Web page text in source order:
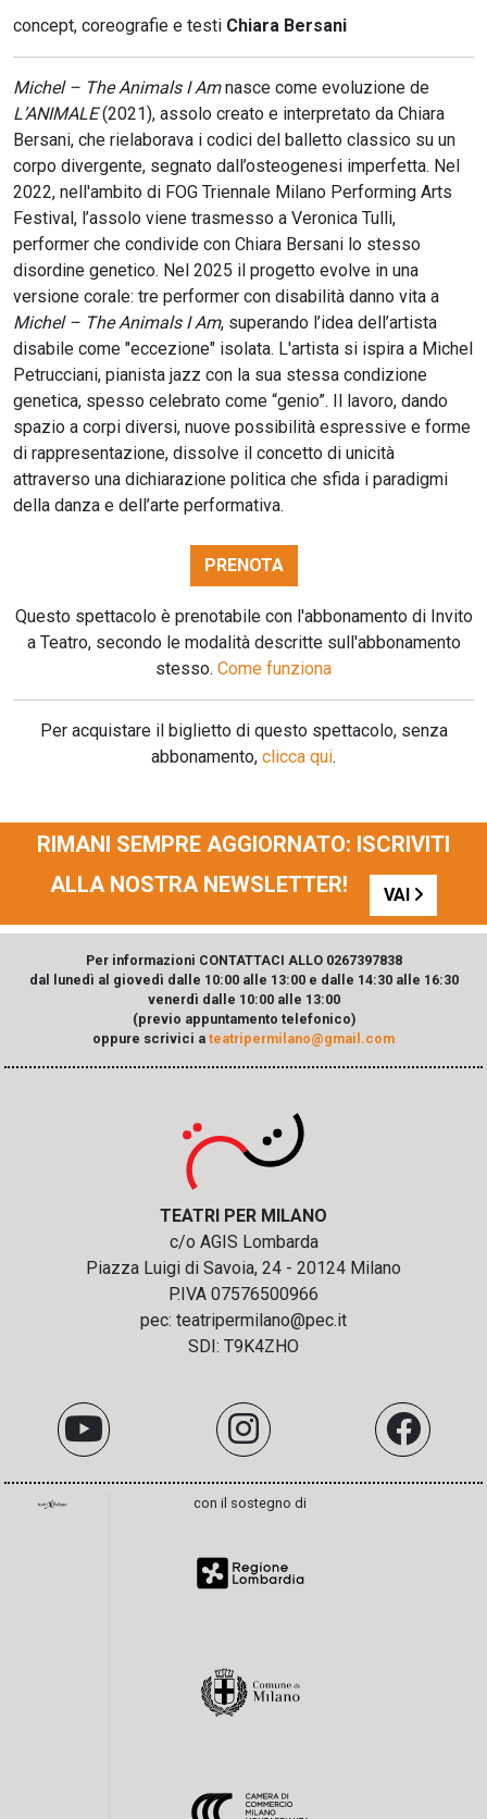
concept, coreografie e testi Chiara Bersani
Michel – The Animals I Amnasce come evoluzione de
L’ANIMALE(2021), assolo creato e interpretato da Chiara
Bersani, che rielaborava i codici del balletto classico su un
corpo divergente, segnato dall’osteogenesi imperfetta. Nel
2022, nell'ambito di FOG Triennale Milano Performing Arts
Festival, l’assolo viene trasmesso a Veronica Tulli,
performer che condivide con Chiara Bersani lo stesso
disordine genetico. Nel 2025 il progetto evolve in una
versione corale: tre performer con disabilità danno vita a
Michel – The Animals I Am, superando l’idea dell’artista
disabile come "eccezione" isolata. L'artista si ispira a Michel
Petrucciani, pianista jazz con la sua stessa condizione
genetica, spesso celebrato come “genio”. Il lavoro, dando
spazio a corpi diversi, nuove possibilità espressive e forme
di rappresentazione, dissolve il concetto di unicità
attraverso una dichiarazione politica che sfida i paradigmi
della danza e dell’arte performativa.
PRENOTA
Questo spettacolo è prenotabile con l'abbonamento di Invito
a Teatro, secondo le modalità descritte sull'abbonamento
stesso. Come funziona
Per acquistare il biglietto di questo spettacolo, senza
abbonamento, clicca qui.
RIMANI SEMPRE AGGIORNATO: ISCRIVITI
ALLA NOSTRA NEWSLETTER!
VAI
Per informazioni CONTATTACI ALLO 0267397838
dal lunedì al giovedì dalle 10:00 alle 13:00 e dalle 14:30 alle 16:30
venerdì dalle 10:00 alle 13:00
(previo appuntamento telefonico)
oppure scrivici a teatripermilano@gmail.com
TEATRI PER MILANO
c/o AGIS Lombarda
Piazza Luigi di Savoia, 24 - 20124 Milano
P.IVA 07576500966
pec: teatripermilano@pec.it
SDI: T9K4ZHO
con il sostegno di